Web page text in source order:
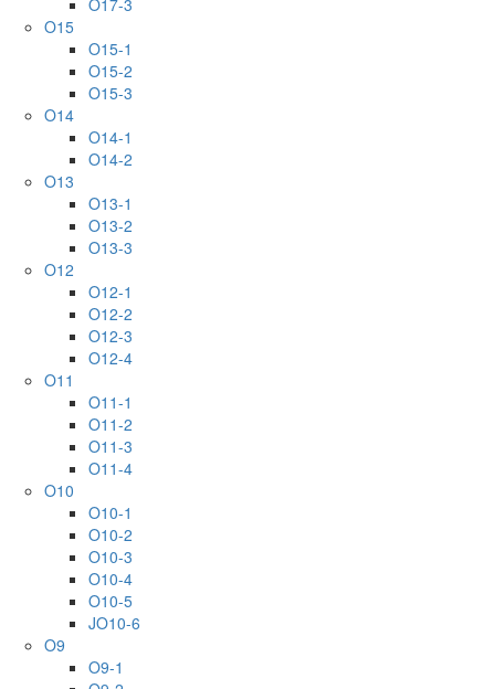
O15
O15-1
O15-2
O15-3
O14
O14-1
O14-2
O13
O13-1
O13-2
O13-3
O12
O12-1
O12-2
O12-3
O12-4
O11
O11-1
O11-2
O11-3
O11-4
O10
O10-1
O10-2
O10-3
O10-4
O10-5
JO10-6
O9
O9-1